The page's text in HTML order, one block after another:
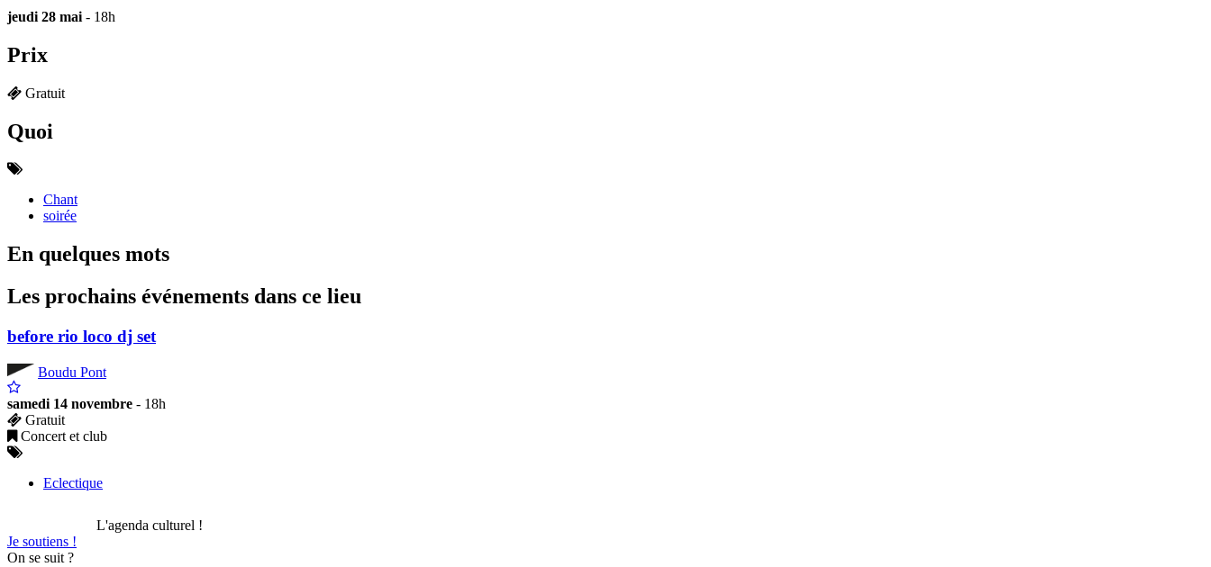
jeudi 28 mai - 18h
Prix
Gratuit
Quoi
Chant
soirée
En quelques mots
Les prochains événements dans ce lieu
before rio loco dj set
Boudu Pont
samedi 14 novembre - 18h
Gratuit
Concert et club
Eclectique
L'agenda culturel !
Je soutiens !
On se suit ?